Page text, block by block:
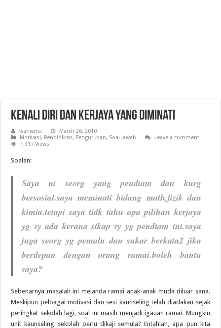
Kenali Diri Dan Kerjaya Yang Diminati
wanwma
March 26, 2010
Motivasi, Pendidikan, Pengurusan, Soal Jawab
Leave a comment
1,317 Views
Soalan:
Saya ni seorg yang pendiam dan kurg
bersosial.saya meminati bidang math,fizik dan
kimia.tetapi saya tidk tahu apa pilihan kerjaya
yg sy ada kerana sikap sy yg pendiam ini.saya
juga seorg yg pemalu dan sukar berkata2 jika
berdepan dengan orang ramai.boleh bantu
saya?
Sebenarnya masalah ini melanda ramai anak-anak muda diluar sana.
Meskipun pelbagai motivasi dan sesi kaunseling telah diadakan sejak
peringkat sekolah lagi, soal ini masih menjadi igauan ramai. Mungkin
unit kaunseling sekolah perlu dikaji semula? Entahlah, apa pun kita